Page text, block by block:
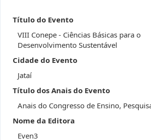
Título do Evento
VIII Conepe - Ciências Básicas para o
Desenvolvimento Sustentável
Cidade do Evento
Jataí
Título dos Anais do Evento
Anais do Congresso de Ensino,
Nome da Editora
Even3